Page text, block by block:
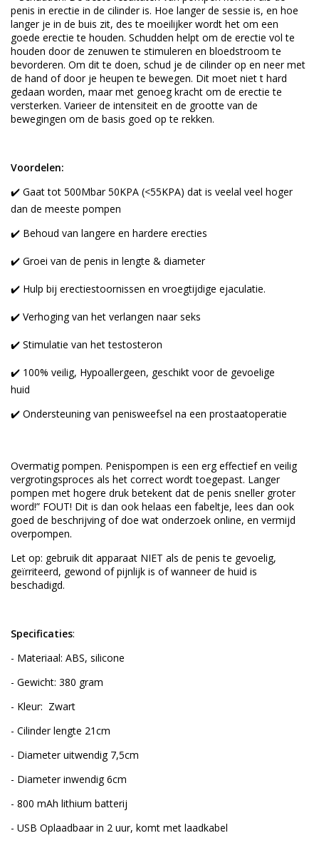
penis in erectie in de cilinder is. Hoe langer de sessie is, en hoe
langer je in de buis zit, des te moeilijker wordt het om een
goede erectie te houden. Schudden helpt om de erectie vol te
houden door de zenuwen te stimuleren en bloedstroom te
bevorderen. Om dit te doen, schud je de cilinder op en neer met
de hand of door je heupen te bewegen. Dit moet niet t hard
gedaan worden, maar met genoeg kracht om de erectie te
versterken. Varieer de intensiteit en de grootte van de
bewegingen om de basis goed op te rekken.
Voordelen:
✔️ Gaat tot 500Mbar 50KPA (<55KPA) dat is veelal veel hoger
dan de meeste pompen
✔️ Behoud van langere en hardere erecties
✔️ Groei van de penis in lengte & diameter
✔️ Hulp bij erectiestoornissen en vroegtijdige ejaculatie.
✔️ Verhoging van het verlangen naar seks
✔️ Stimulatie van het testosteron
✔️ 100% veilig, Hypoallergeen, geschikt voor de gevoelige
huid
✔️ Ondersteuning van penisweefsel na een prostaatoperatie
Overmatig pompen. Penispompen is een erg effectief en veilig
vergrotingsproces als het correct wordt toegepast. Langer
pompen met hogere druk betekent dat de penis sneller groter
word!” FOUT! Dit is dan ook helaas een fabeltje, lees dan ook
goed de beschrijving of doe wat onderzoek online, en vermijd
overpompen.
Let op: gebruik dit apparaat NIET als de penis te gevoelig,
geïrriteerd, gewond of pijnlijk is of wanneer de huid is
beschadigd.
Specificaties:
- Materiaal: ABS, silicone
- Gewicht: 380 gram
- Kleur: Zwart
- Cilinder lengte 21cm
- Diameter uitwendig 7,5cm
- Diameter inwendig 6cm
- 800 mAh lithium batterij
- USB Oplaadbaar in 2 uur, komt met laadkabel